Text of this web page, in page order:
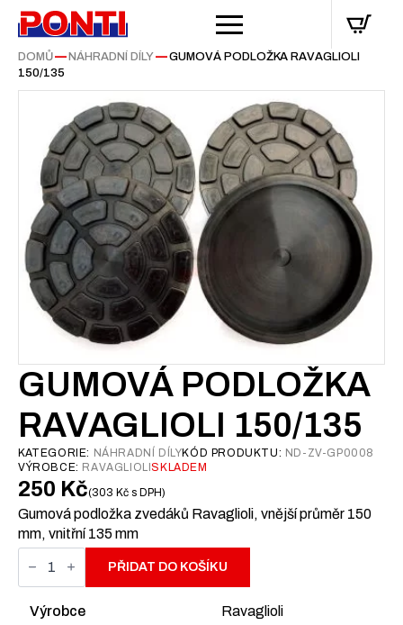
DOMŮ— NÁHRADNÍ DÍLY—GUMOVÁ PODLOŽKA RAVAGLIOLI
150/135
GUMOVÁ PODLOŽKA
RAVAGLIOLI 150/135
KATEGORIE: NÁHRADNÍ DÍLYKÓD PRODUKTU: ND-ZV-GP0008
VÝROBCE: RAVAGLIOLISKLADEM
250 Kč 303 Kč s DPH
Gumová podložka zvedáků Ravaglioli, vnější průměr 150
mm, vnitřní 135 mm
Gumová
podložka
Ravaglioli
množství
PŘIDAT DO KOŠÍKU
Výrobce Ravaglioli